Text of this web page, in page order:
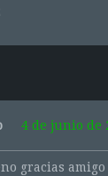
4 de junio de
gracias amigo